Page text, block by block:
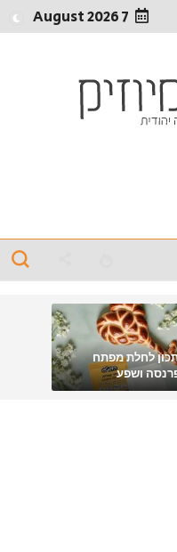
7 August 2026
לחלת מפתח
ושפע